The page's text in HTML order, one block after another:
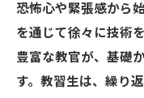
恐怖心や緊張感から
を通じて徐々に技術
豊富な教官が、基礎
す。教習生は、繰り